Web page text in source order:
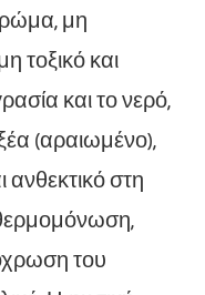
μη
τοξικό και
και το νερό,
(αραιωμένο),
ανθεκτικό στη
του